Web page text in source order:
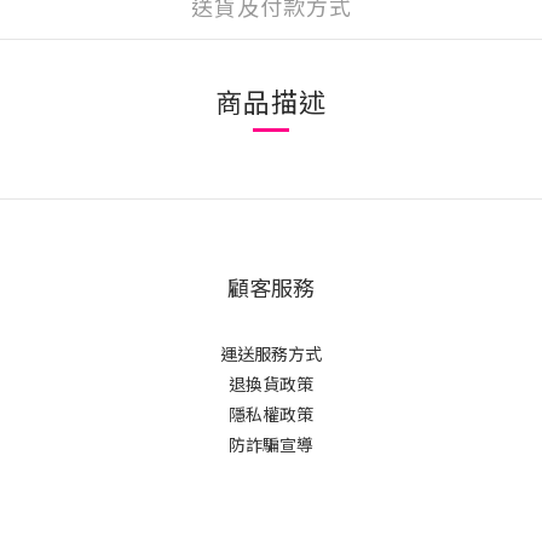
送貨及付款方式
商品描述
顧客服務
運送服務方式
退換貨政策
隱私權政策
防詐騙宣導